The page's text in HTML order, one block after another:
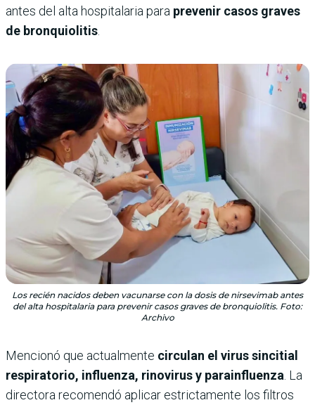
antes del alta hospitalaria para prevenir casos graves
de bronquiolitis
Los recién nacidos deben vacunarse con la dosis de nirsevimab antes
del alta hospitalaria para prevenir casos graves de bronquiolitis. Foto:
Archivo
Mencionó que actualmente circulan el virus sincitial
respiratorio, influenza, rinovirus y parainfluenza. La
directora recomendó aplicar estrictamente los filtros